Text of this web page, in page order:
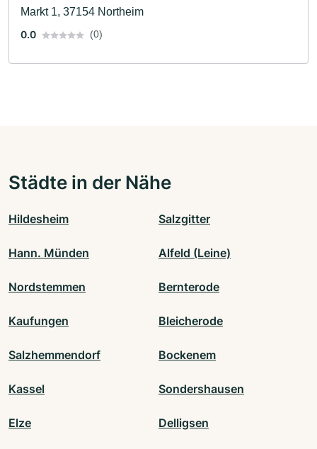
Markt 1, 37154 Northeim
0.0
(0)
Städte in der Nähe
Hildesheim Salzgitter
Hann. Münden Alfeld (Leine)
Nordstemmen Bernterode
Kaufungen Bleicherode
Salzhemmendorf Bockenem
Kassel Sondershausen
Elze Delligsen